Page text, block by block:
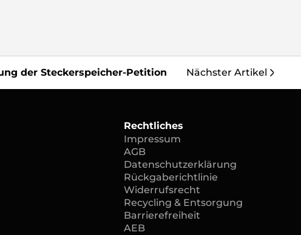
der Steckerspeicher-Petition Nächster Artikel
Rechtliches
Impressum
AGB
Datenschutzerklärung
Rückgaberichtlinie
Widerrufsrecht
Recycling & Entsorgung
Barrierefreiheit
AEB